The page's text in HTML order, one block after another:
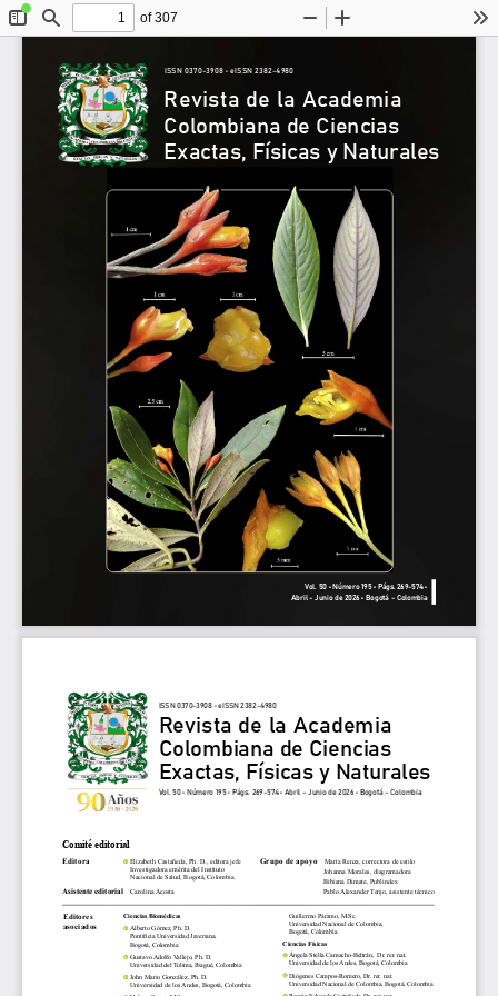
ToggleFind
of 307
Zoom
Vol. 50 • Número 195 • Págs. 269-574 •
Abril - Junio de 2026 • Bogotá - Colombia
ISSN 0370-3908 • eISSN 2382-4980
Revista de la Academia
Colombiana de Ciencias
Exactas, Físicas y Naturales
Editora
Elizabeth Castañeda, Ph. D., editora jefe
Investigadora emérita del Instituto
Nacional  de  Salud,  Bogotá,  Colombia
Ciencias Biomédicas
Alberto Gómez, Ph. D.
Pontificia Universidad Javeriana,
Bogotá, Colombia
Gustavo Adolfo Vallejo, Ph. D.
Universidad del Tolima, Ibagué, Colombia
John Mario González, Ph. D.
Universidad de los Andes, Bogotá, Colombia
Comité editorial
Guillermo Páramo, M.Sc.
Universidad Nacional de Colombia,
Bogotá, Colombia
Ciencias Físicas
Ángela Stella Camacho-Beltrán,  Dr. rer. nat.
Universidad de los Andes, Bogotá, Colombia
Diógenes Campos-Romero, Dr. rer. nat.
Universidad Nacional de Colombia, Bogotá, Colombia
Asistente editorial Carolina Acosta
Editores
asociados
Grupo de apoyo
Marta Renza, correctora de estilo
Johanna Morales, diagramadora
Bibiana Dimate, Publindex
Pablo Alexander Tenjo, asistente técnico
ISSN 0370-3908 • eISSN 2382-4980
Revista de la Academia
Colombiana de Ciencias
Exactas, Físicas y Naturales
Vol. 50 • Número 195 • Págs. 269-574 • Abril - Junio de 2026 • Bogotá - Colombia